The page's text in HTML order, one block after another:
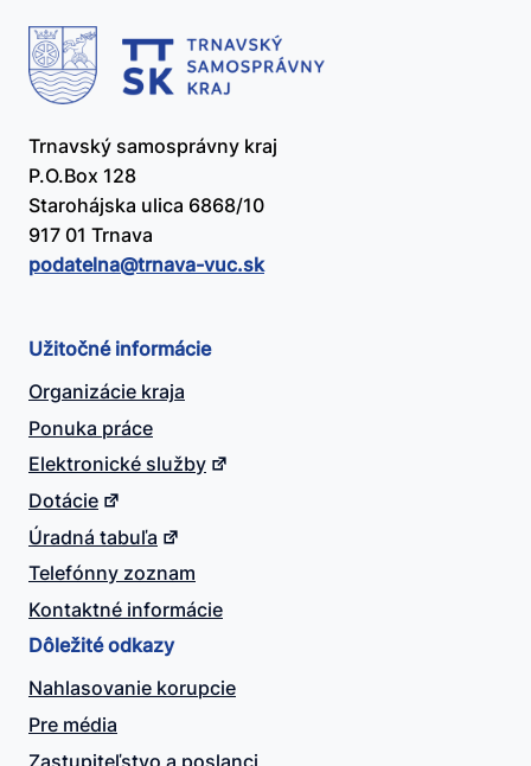
Trnavský samosprávny kraj
P.O.Box 128
Starohájska ulica 6868/10
917 01 Trnava
podatelna@​trnava-vuc.sk
Užitočné informácie
Organizácie kraja
Ponuka práce
Elektronické služby
Dotácie
Úradná tabuľa
Telefónny zoznam
Kontaktné informácie
Dôležité odkazy
Nahlasovanie korupcie
Pre média
Zastupiteľstvo a poslanci